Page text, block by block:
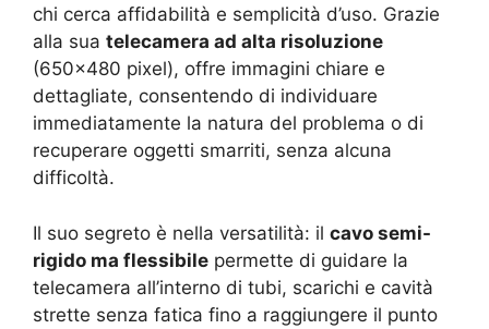
chi cerca affidabilità e semplicità d’uso. Grazie
alla sua telecamera ad alta risoluzione
(650×480 pixel), offre immagini chiare e
dettagliate, consentendo di individuare
immediatamente la natura del problema o di
recuperare oggetti smarriti, senza alcuna
difficoltà.
Il suo segreto è nella versatilità: il cavo semi-
rigido ma flessibile permette di guidare la
telecamera all’interno di tubi, scarichi e cavità
strette senza fatica fino a raggiungere il punto